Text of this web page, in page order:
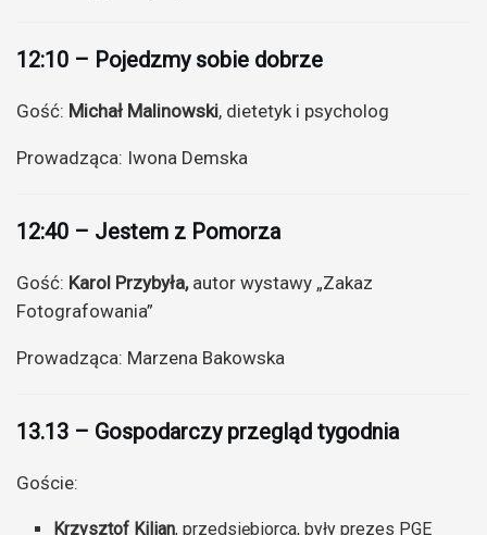
12:10 – Pojedzmy sobie dobrze
Gość: Michał Malinowski, dietetyk i psycholog
Prowadząca: Iwona Demska
12:40 – Jestem z Pomorza
Gość: Karol Przybyła, autor wystawy „Zakaz
Fotografowania”
Prowadząca: Marzena Bakowska
13.13 – Gospodarczy przegląd tygodnia
Goście:
Krzysztof Kilian, przedsiębiorca, były prezes PGE